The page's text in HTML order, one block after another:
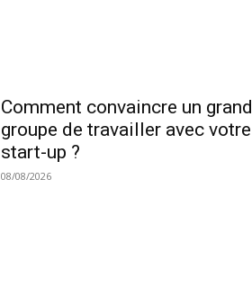
Comment convaincre un grand
groupe de travailler avec votre
start-up ?
08/08/2026